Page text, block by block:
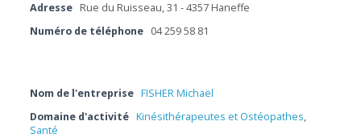
Adresse Rue du Ruisseau, 31 - 4357 Haneffe
Numéro de téléphone 04 259 58 81
Nom de l'entreprise FISHER Michaël
Domaine d'activité Kinésithérapeutes et Ostéopathes,
Santé